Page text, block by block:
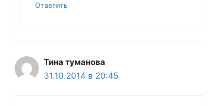
Ответить
Тина туманова
31.10.2014 в 20:45